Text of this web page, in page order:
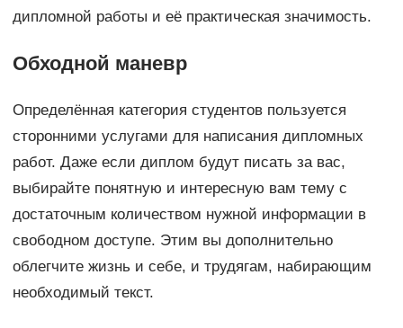
дипломной работы и её практическая значимость.
Обходной маневр
Определённая категория студентов пользуется
сторонними услугами для написания дипломных
работ. Даже если диплом будут писать за вас,
выбирайте понятную и интересную вам тему с
достаточным количеством нужной информации в
свободном доступе. Этим вы дополнительно
облегчите жизнь и себе, и трудягам, набирающим
необходимый текст.